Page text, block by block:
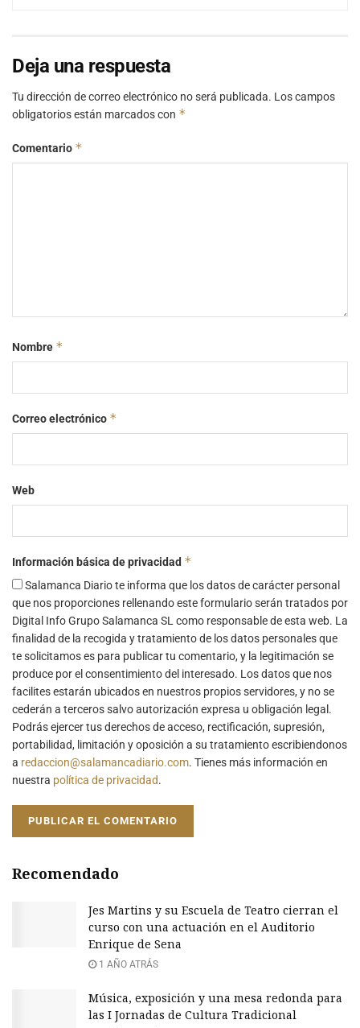
Deja una respuesta
Tu dirección de correo electrónico no será publicada. Los campos
obligatorios están marcados con *
Comentario *
Nombre *
Correo electrónico *
Web
Información básica de privacidad *
Salamanca Diario te informa que los datos de carácter personal
que nos proporciones rellenando este formulario serán tratados por
Digital Info Grupo Salamanca SL como responsable de esta web. La
finalidad de la recogida y tratamiento de los datos personales que
te solicitamos es para publicar tu comentario, y la legitimación se
produce por el consentimiento del interesado. Los datos que nos
facilites estarán ubicados en nuestros propios servidores, y no se
cederán a terceros salvo autorización expresa u obligación legal.
Podrás ejercer tus derechos de acceso, rectificación, supresión,
portabilidad, limitación y oposición a su tratamiento escribiendonos
a redaccion@salamancadiario.com. Tienes más información en
nuestra política de privacidad.
Recomendado
Jes Martins y su Escuela de Teatro cierran el
curso con una actuación en el Auditorio
Enrique de Sena
1 AÑO ATRÁS
Música, exposición y una mesa redonda para
las I Jornadas de Cultura Tradicional